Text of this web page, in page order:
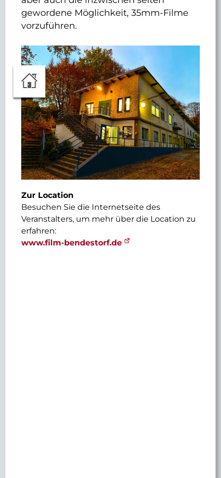
gewordene Möglichkeit, 35mm-Filme
vorzuführen.
Zur Location
Besuchen Sie die Internetseite des
Veranstalters, um mehr über die Location zu
erfahren:
www.film-bendestorf.de